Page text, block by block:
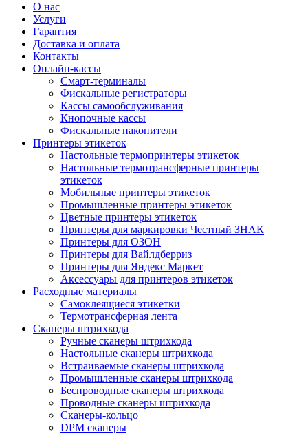
О нас
Услуги
Гарантия
Доставка и оплата
Контакты
Онлайн-кассы
Смарт-терминалы
Фискальные регистраторы
Кассы самообслуживания
Кнопочные кассы
Фискальные накопители
Принтеры этикеток
Настольные термопринтеры этикеток
Настольные термотрансферные принтеры
этикеток
Мобильные принтеры этикеток
Промышленные принтеры этикеток
Цветные принтеры этикеток
Принтеры для маркировки Честный ЗНАК
Принтеры для ОЗОН
Принтеры для Вайлдберриз
Принтеры для Яндекс Маркет
Аксессуары для принтеров этикеток
Расходные материалы
Самоклеящиеся этикетки
Термотрансферная лента
Сканеры штрихкода
Ручные сканеры штрихкода
Настольные сканеры штрихкода
Встраиваемые сканеры штрихкода
Промышленные сканеры штрихкода
Беспроводные сканеры штрихкода
Проводные сканеры штрихкода
Сканеры-кольцо
DPM сканеры